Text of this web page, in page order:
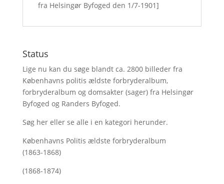
fra Helsingør Byfoged den 1/7-1901]
Status
Lige nu kan du søge blandt ca. 2800 billeder fra
Københavns politis ældste forbryderalbum,
forbryderalbum og domsakter (sager) fra Helsingør
Byfoged og Randers Byfoged.
Søg hereller se alle i en kategori herunder.
Københavns Politis ældste forbryderalbum
(1863-1868)
(1868-1874)